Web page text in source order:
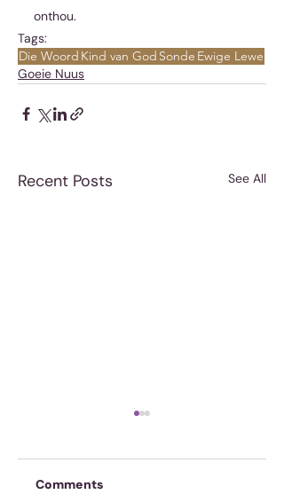
onthou.
Tags:
Die Woord Kind van God Sonde Ewige Lewe
Goeie Nuus
Recent Posts See All
Comments